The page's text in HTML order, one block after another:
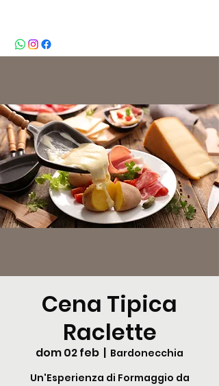
Cena Tipica
Raclette
dom 02 feb
  |
Bardonecchia
Un'Esperienza di Formaggio da